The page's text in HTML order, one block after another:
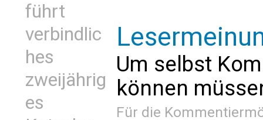
führt
verbindlic
hes
zweijährig
es
Um selbst
können
Für die